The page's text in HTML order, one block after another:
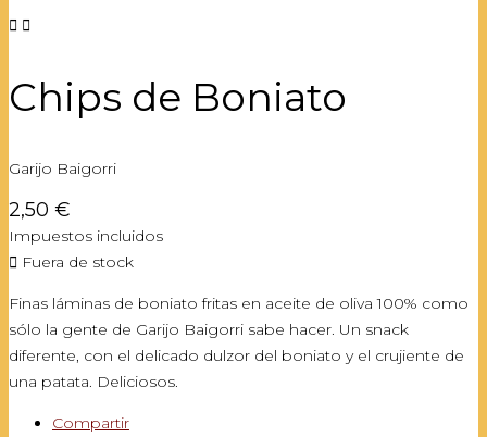
 
Chips de Boniato
Garijo Baigorri
2,50 €
Impuestos incluidos
 Fuera de stock
Finas láminas de boniato fritas en aceite de oliva 100% como
sólo la gente de Garijo Baigorri sabe hacer. Un snack
diferente, con el delicado dulzor del boniato y el crujiente de
una patata. Deliciosos.
Compartir